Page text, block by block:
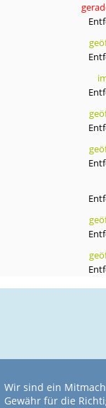
Wir sind ein
Gewähr für die